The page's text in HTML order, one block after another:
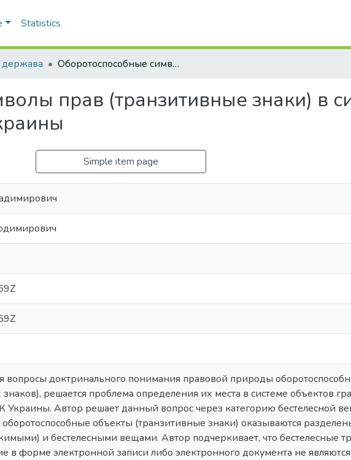
Statistics
Оборотоспособные символы прав (транзитивные знаки) в системе объектов прав по ГК Украины
прав (транзитивные знаки) в
Simple item page
вопросы доктринального понимания правовой природы
решается проблема определения их места в системе объектов
Украины. Автор решает данный вопрос через категорию бестелесной
оборотоспособные объекты (транзитивные знаки) оказываются
и бестелесными вещами. Автор подчеркивает, что бестелесные
в форме электронной записи либо электронного документа не